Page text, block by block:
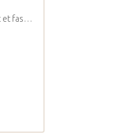
et fas…